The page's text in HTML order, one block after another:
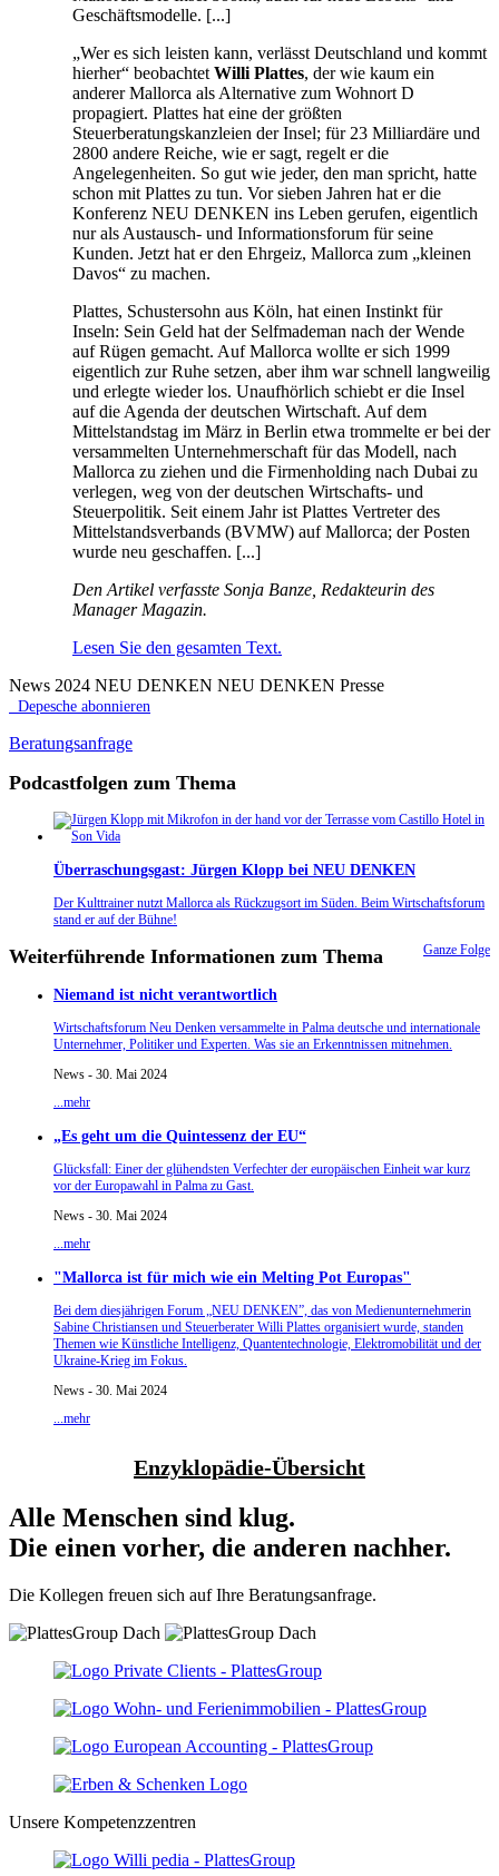
Geschäftsmodelle. [...]
„Wer es sich leisten kann, verlässt Deutschland und kommt
hierher“ beobachtet Willi Plattes, der wie kaum ein
anderer Mallorca als Alternative zum Wohnort D
propagiert. Plattes hat eine der größten
Steuerberatungskanzleien der Insel; für 23 Milliardäre und
2800 andere Reiche, wie er sagt, regelt er die
Angelegenheiten. So gut wie jeder, den man spricht, hatte
schon mit Plattes zu tun. Vor sieben Jahren hat er die
Konferenz NEU DENKEN ins Leben gerufen, eigentlich
nur als Austausch- und Informationsforum für seine
Kunden. Jetzt hat er den Ehrgeiz, Mallorca zum „kleinen
Davos“ zu machen.
Plattes, Schustersohn aus Köln, hat einen Instinkt für
Inseln: Sein Geld hat der Selfmademan nach der Wende
auf Rügen gemacht. Auf Mallorca wollte er sich 1999
eigentlich zur Ruhe setzen, aber ihm war schnell langweilig
und erlegte wieder los. Unaufhörlich schiebt er die Insel
auf die Agenda der deutschen Wirtschaft. Auf dem
Mittelstandstag im März in Berlin etwa trommelte er bei der
versammelten Unternehmerschaft für das Modell, nach
Mallorca zu ziehen und die Firmenholding nach Dubai zu
verlegen, weg von der deutschen Wirtschafts- und
Steuerpolitik. Seit einem Jahr ist Plattes Vertreter des
Mittelstandsverbands (BVMW) auf Mallorca; der Posten
wurde neu geschaffen. [...]
Den Artikel verfasste Sonja Banze, Redakteurin des
Manager Magazin.
Lesen Sie den gesamten Text.
News 2024 NEU DENKEN NEU DENKEN Presse
Depesche abonnieren
Beratungsanfrage
Podcastfolgen zum Thema
Überraschungsgast: Jürgen Klopp bei NEU DENKEN
Der Kulttrainer nutzt Mallorca als Rückzugsort im Süden. Beim Wirtschaftsforum
stand er auf der Bühne!
Ganze Folge
Weiterführende Informationen zum Thema
Niemand ist nicht verantwortlich
Wirtschaftsforum Neu Denken versammelte in Palma deutsche und internationale
Unternehmer, Politiker und Experten. Was sie an Erkenntnissen mitnehmen.
News - 30. Mai 2024
...mehr
„Es geht um die Quintessenz der EU“
Glücksfall: Einer der glühendsten Verfechter der europäischen Einheit war kurz
vor der Europawahl in Palma zu Gast.
News - 30. Mai 2024
...mehr
"Mallorca ist für mich wie ein Melting Pot Europas"
Bei dem diesjährigen Forum „NEU DENKEN”, das von Medienunternehmerin
Sabine Christiansen und Steuerberater Willi Plattes organisiert wurde, standen
Themen wie Künstliche Intelligenz, Quantentechnologie, Elektromobilität und der
Ukraine-Krieg im Fokus.
News - 30. Mai 2024
...mehr
Enzyklopädie-Übersicht
Alle Menschen sind klug.
Die einen vorher, die anderen nachher.
Die Kollegen freuen sich auf Ihre Beratungsanfrage.
Unsere Kompetenzzentren